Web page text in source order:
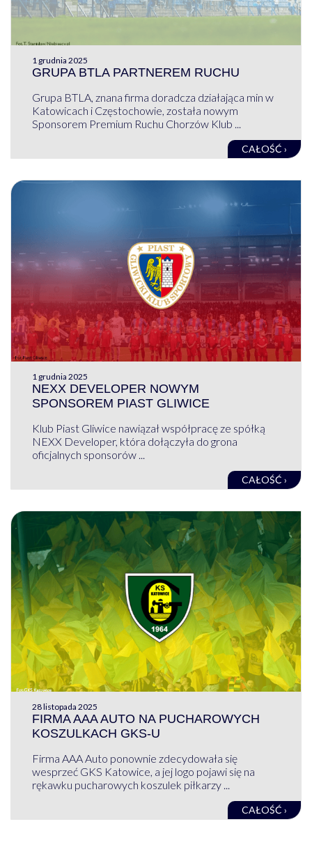
1 grudnia 2025
GRUPA BTLA PARTNEREM RUCHU
Grupa BTLA, znana firma doradcza działająca min w
Katowicach i Częstochowie, została nowym
Sponsorem Premium Ruchu Chorzów Klub ...
CAŁOŚĆ ›
1 grudnia 2025
NEXX DEVELOPER NOWYM
SPONSOREM PIAST GLIWICE
Klub Piast Gliwice nawiązał współpracę ze spółką
NEXX Developer, która dołączyła do grona
oficjalnych sponsorów ...
CAŁOŚĆ ›
28 listopada 2025
FIRMA AAA AUTO NA PUCHAROWYCH
KOSZULKACH GKS-U
Firma AAA Auto ponownie zdecydowała się
wesprzeć GKS Katowice, a jej logo pojawi się na
rękawku pucharowych koszulek piłkarzy ...
CAŁOŚĆ ›